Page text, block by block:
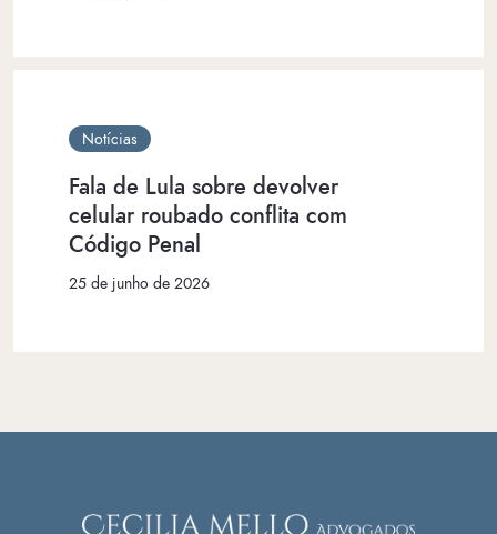
Notícias
Fala de Lula sobre devolver
celular roubado conflita com
Código Penal
25 de junho de 2026